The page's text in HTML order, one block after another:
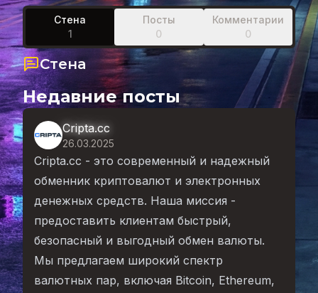
Стена
1
Посты
0
Комментарии
0
Стена
Недавние посты
Cripta.cc
26.03.2025
Cripta.cc - это современный и надежный
обменник криптовалют и электронных
денежных средств. Наша миссия -
предоставить клиентам быстрый,
безопасный и выгодный обмен валюты.
Мы предлагаем широкий спектр
валютных пар, включая Bitcoin, Ethereum,